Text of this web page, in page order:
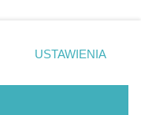
Zdjęcia miasta
strony
. Niektóre
zastosowania tylko
USTAWIENIA